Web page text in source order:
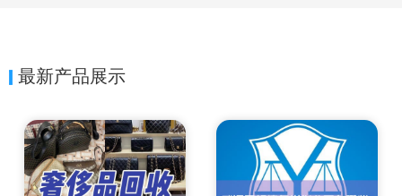
最新产品展示